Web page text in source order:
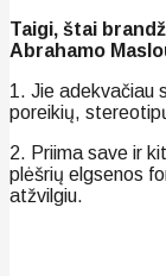
Taigi, štai
Abrahamo
1. Jie adekvačiau
poreikių,
2. Priima save ir
plėšrių elgsenos
atžvilgiu.